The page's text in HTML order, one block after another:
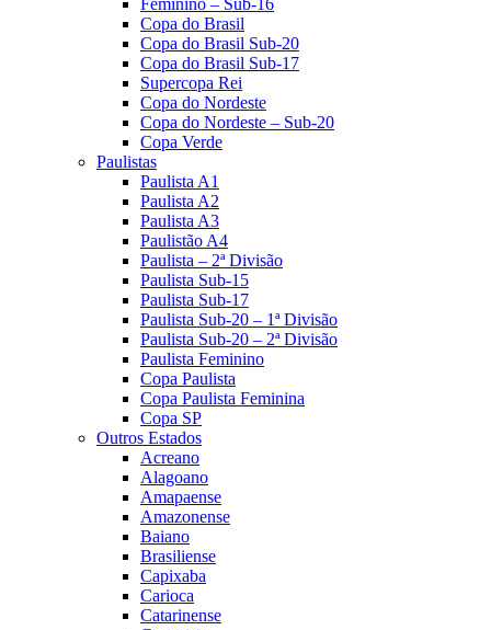
Copa do Brasil
Copa do Brasil Sub-20
Copa do Brasil Sub-17
Supercopa Rei
Copa do Nordeste
Copa do Nordeste – Sub-20
Copa Verde
Paulistas
Paulista A1
Paulista A2
Paulista A3
Paulistão A4
Paulista – 2ª Divisão
Paulista Sub-15
Paulista Sub-17
Paulista Sub-20 – 1ª Divisão
Paulista Sub-20 – 2ª Divisão
Paulista Feminino
Copa Paulista
Copa Paulista Feminina
Copa SP
Outros Estados
Acreano
Alagoano
Amapaense
Amazonense
Baiano
Brasiliense
Capixaba
Carioca
Catarinense